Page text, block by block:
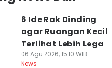
6 Ide Rak Dinding
agar Ruangan Kecil
Terlihat Lebih Lega
06 Agu 2026, 15:10 WIB
News